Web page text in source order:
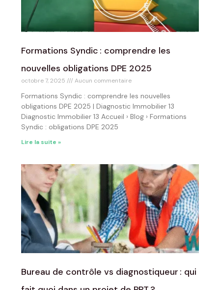
Formations Syndic : comprendre les
nouvelles obligations DPE 2025
octobre 7, 2025 Aucun commentaire
Formations Syndic : comprendre les nouvelles
obligations DPE 2025 | Diagnostic Immobilier 13
Diagnostic Immobilier 13 Accueil › Blog › Formations
Syndic : obligations DPE 2025
Lire la suite »
Bureau de contrôle vs diagnostiqueur : qui